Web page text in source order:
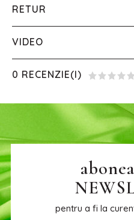
RETUR
VIDEO
0 RECENZIE(I)
pentru a fi la